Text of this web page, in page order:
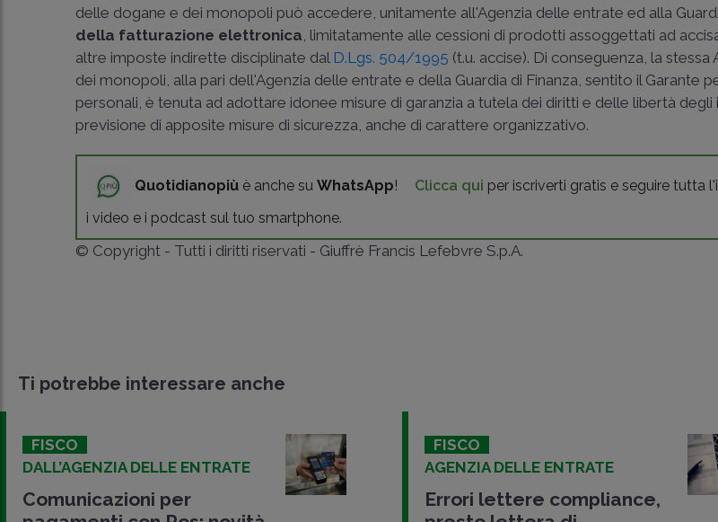
delle dogane e dei monopoli può accedere, unitamente all'Agenzia delle entrate ed alla
della fatturazione elettronica, limitatamente alle cessioni di prodotti assoggettati ad
altre imposte indirette disciplinate dal D.Lgs. 504/1995 (t.u. accise). Di conseguenza, la
dei monopoli, alla pari dell'Agenzia delle entrate e della Guardia di Finanza, sentito il Garante
personali, è tenuta ad adottare idonee misure di garanzia a tutela dei diritti e delle libertà
previsione di apposite misure di sicurezza, anche di carattere organizzativo.
Quotidianopiù è anche suWhatsApp! Clicca qui per iscriverti gratis e seguire tutta
i video e i podcast sul tuo smartphone.
© Copyright - Tutti i diritti riservati - Giuffrè Francis Lefebvre S.p.A.
Ti potrebbe interessare anche
FISCO
DALL’AGENZIA DELLE ENTRATE
Comunicazioni per
FISCO
AGENZIA DELLE ENTRATE
Errori lettere compliance,